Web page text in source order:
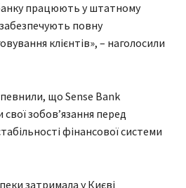
працюють у штатному
повну
клієнтів», – наголосили
що Sense Bank
зобов’язання перед
фінансової системи
затримала у Києві